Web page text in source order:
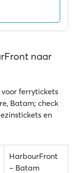
naar
ferrytickets
Batam; check
en
HarbourFront
– Batam